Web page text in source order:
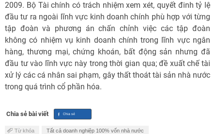
2009. Bộ Tài chính có trách nhiệm xem xét, quyết đinh tỷ lệ
đầu tư ra ngoài lĩnh vực kinh doanh chính phù hợp với từng
tập đoàn và phương án chấn chỉnh việc các tập đoàn
không có nhiệm vụ kinh doanh chính trong lĩnh vực ngân
hàng, thương mại, chứng khoán, bất động sản nhưng đã
đầu tư vào lĩnh vực này trong thời gian qua; đề xuất chế tài
xử lý các cá nhân sai phạm, gây thất thoát tài sản nhà nước
trong quá trình cổ phần hóa.
Chia sẻ bài viết
Từ khóa Tất cả doanh nghiệp 100% vốn nhà nước